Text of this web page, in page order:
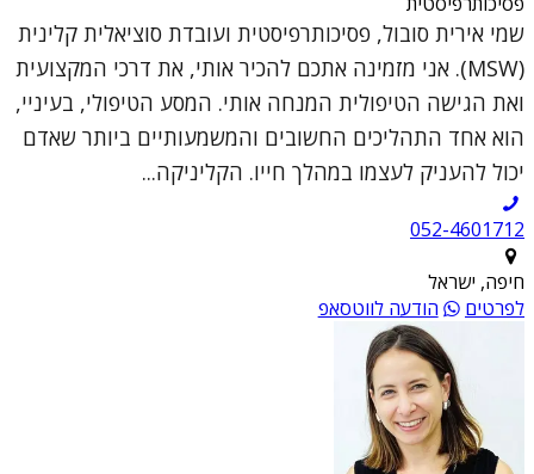
שמי אירית סובול, פסיכותרפיסטית ועובדת סוציאלית קלינית
(MSW). אני מזמינה אתכם להכיר אותי, את דרכי המקצועית
ואת הגישה הטיפולית המנחה אותי. המסע הטיפולי, בעיניי,
הוא אחד התהליכים החשובים והמשמעותיים ביותר שאדם
יכול להעניק לעצמו במהלך חייו. הקליניקה...
052-4601712
חיפה, ישראל
לפרטים
הודעה לווטסאפ